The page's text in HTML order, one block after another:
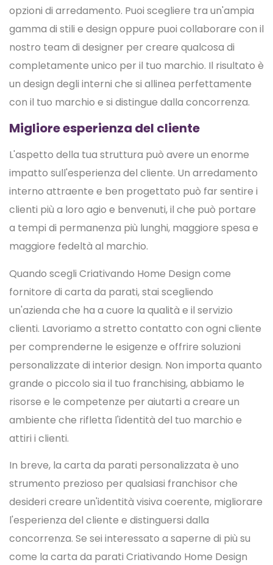
opzioni di arredamento. Puoi scegliere tra un'ampia
gamma di stili e design oppure puoi collaborare con il
nostro team di designer per creare qualcosa di
completamente unico per il tuo marchio. Il risultato è
un design degli interni che si allinea perfettamente
con il tuo marchio e si distingue dalla concorrenza.
Migliore esperienza del cliente
L'aspetto della tua struttura può avere un enorme
impatto sull'esperienza del cliente. Un arredamento
interno attraente e ben progettato può far sentire i
clienti più a loro agio e benvenuti, il che può portare
a tempi di permanenza più lunghi, maggiore spesa e
maggiore fedeltà al marchio.
Quando scegli Criativando Home Design come
fornitore di carta da parati, stai scegliendo
un'azienda che ha a cuore la qualità e il servizio
clienti. Lavoriamo a stretto contatto con ogni cliente
per comprenderne le esigenze e offrire soluzioni
personalizzate di interior design. Non importa quanto
grande o piccolo sia il tuo franchising, abbiamo le
risorse e le competenze per aiutarti a creare un
ambiente che rifletta l'identità del tuo marchio e
attiri i clienti.
In breve, la carta da parati personalizzata è uno
strumento prezioso per qualsiasi franchisor che
desideri creare un'identità visiva coerente, migliorare
l'esperienza del cliente e distinguersi dalla
concorrenza. Se sei interessato a saperne di più su
come la carta da parati Criativando Home Design